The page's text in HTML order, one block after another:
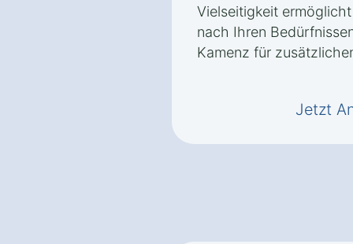
Vielseitigkeit
nach Ihren
Kamenz für
Jetzt